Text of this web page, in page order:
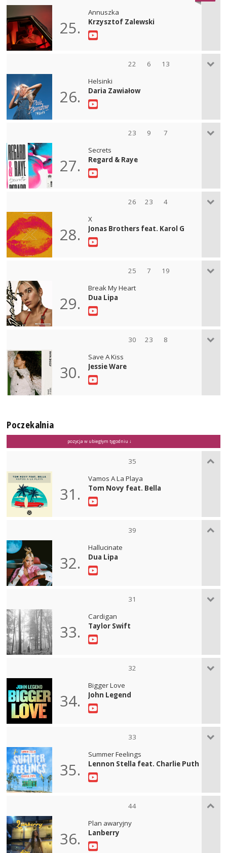
25.
Annuszka
Krzysztof Zalewski
22 6 13
26.
Helsinki
Daria Zawiałow
23 9 7
27.
Secrets
Regard & Raye
26 23 4
28.
X
Jonas Brothers feat. Karol G
25 7 19
29.
Break My Heart
Dua Lipa
30 23 8
30.
Save A Kiss
Jessie Ware
Poczekalnia
pozycja w ubiegłym tygodniu ↓
35
31.
Vamos A La Playa
Tom Novy feat. Bella
39
32.
Hallucinate
Dua Lipa
31
33.
Cardigan
Taylor Swift
32
34.
Bigger Love
John Legend
33
35.
Summer Feelings
Lennon Stella feat. Charlie Puth
44
36.
Plan awaryjny
Lanberry